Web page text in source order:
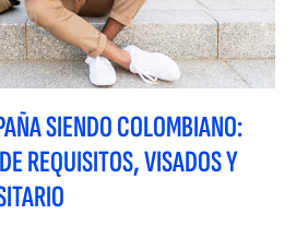
SIENDO COLOMBIANO:
REQUISITOS, VISADOS Y